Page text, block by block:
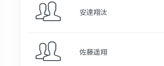
安達翔汰
佐藤遥翔